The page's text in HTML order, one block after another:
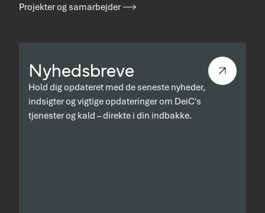
Projekter og samarbejder
Nyhedsbreve
Hold dig opdateret med de seneste nyheder,
indsigter og vigtige opdateringer om DeiC's
tjenester og kald – direkte i din indbakke.